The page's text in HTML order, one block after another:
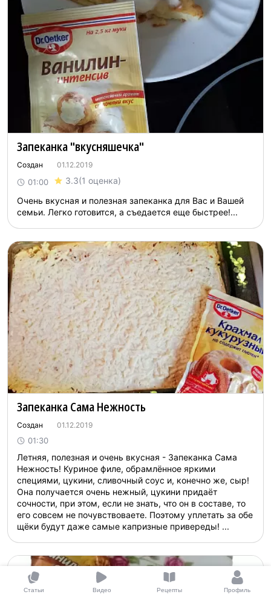
Запеканка "вкусняшечка"
Создан 01.12.2019
01:00 3.3(1 оценка)
Очень вкусная и полезная запеканка для Вас и Вашей
семьи. Легко готовится, а съедается еще быстрее!...
Запеканка Сама Нежность
Создан 01.12.2019
01:30
Летняя, полезная и очень вкусная - Запеканка Сама
Нежность! Куриное филе, обрамлённое яркими
специями, цукини, сливочный соус и, конечно же, сыр!
Она получается очень нежный, цукини придаёт
сочности, при этом, если не знать, что он в составе, то
его совсем не почувствоваете. Поэтому уплетать за обе
щёки будут даже самые капризные привереды! ...
Статьи Видео Рецепты Профиль